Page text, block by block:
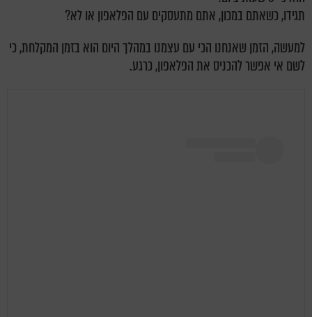
תגידו, כשאתם במכון, אתם מתעסקים עם הפלאפון או לא?
למעשה, הזמן שאנחנו הכי עם עצמנו במהלך היום הוא בזמן המקלחת, כי
לשם אי אפשר להכניס את הפלאפון, כרגע.